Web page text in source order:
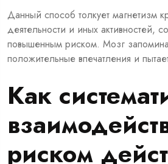
Данный способ толкует магнетизм
деятельности и иных активностей,
повышенным риском. Мозг
положительные впечатления и
Как
риском